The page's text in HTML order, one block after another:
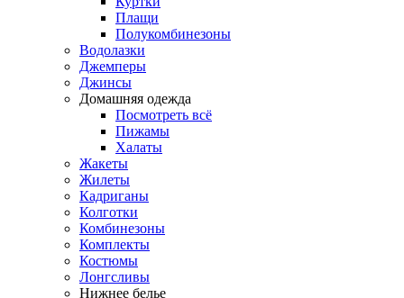
Плащи
Полукомбинезоны
Водолазки
Джемперы
Джинсы
Домашняя одежда
Посмотреть всё
Пижамы
Халаты
Жакеты
Жилеты
Кадриганы
Колготки
Комбинезоны
Комплекты
Костюмы
Лонгсливы
Нижнее белье